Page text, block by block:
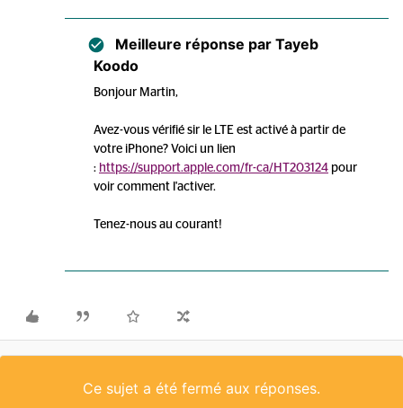
Meilleure réponse par Tayeb
Koodo
Bonjour Martin,
Avez-vous vérifié sir le LTE est activé à partir de
votre iPhone? Voici un lien
: https://support.apple.com/fr-ca/HT203124 pour
voir comment l'activer.
Tenez-nous au courant!
Ce sujet a été fermé aux réponses.